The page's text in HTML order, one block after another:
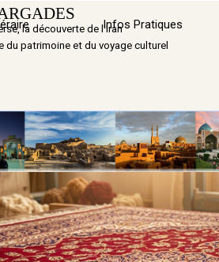
Sauter
▼
Infos Pratiques
la découverte de l'Iran
patrimoine et du voyage culturel